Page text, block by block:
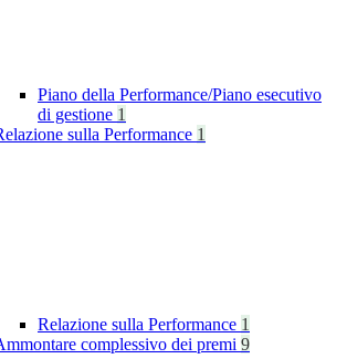
Piano della Performance/Piano esecutivo
di gestione 1
sulla Performance 1
Relazione sulla Performance 1
complessivo dei premi 9